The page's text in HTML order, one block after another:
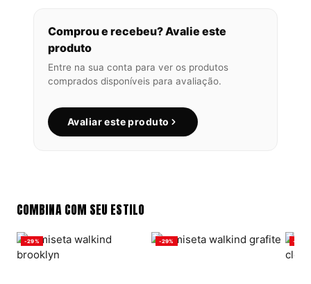
Comprou e recebeu? Avalie este
produto
Entre na sua conta para ver os produtos
comprados disponíveis para avaliação.
Avaliar este produto
COMBINA COM SEU ESTILO
-29% -29% -29%